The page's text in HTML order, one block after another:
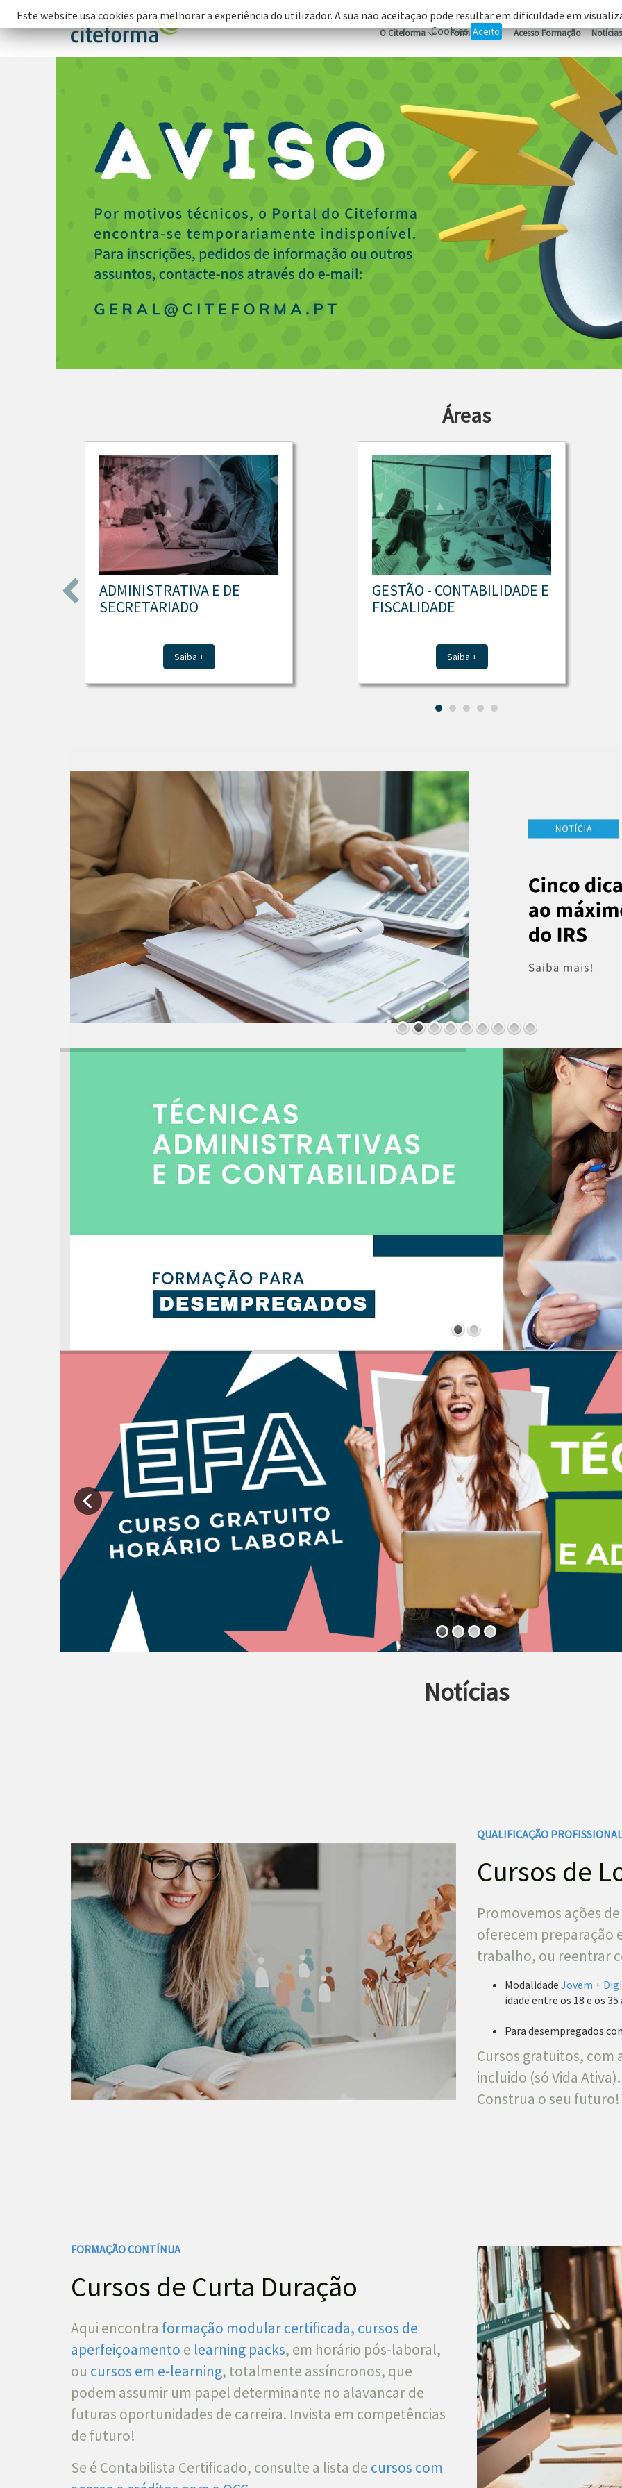
O Citeforma Formação Acesso Formação Notícias
Áreas
ADMINISTRATIVA E DE
SECRETARIADO
Saiba +
GESTÃO - CONTABILIDADE E
FISCALIDADE
Saiba +
Notícias
QUALIFICAÇÃO PROFISSIONAL
Cursos de
Promovemos ações
oferecem preparação
trabalho, ou reentrar
Modalidade Jovem +
idade entre os 18 e os 35
Para desempregados
Cursos gratuitos, com
incluido (só Vida Ativa).
Construa o seu futuro!
FORMAÇÃO CONTÍNUA
Cursos de Curta Duração
Aqui encontra formação modular certificada, cursos de
aperfeiçoamento e learning packs, em horário pós-laboral,
ou cursos em e-learning, totalmente assíncronos, que
podem assumir um papel determinante no alavancar de
futuras oportunidades de carreira. Invista em competências
de futuro!
Se é Contabilista Certificado, consulte a lista de cursos com
Este website usa cookies para melhorar a experiência do utilizador. A sua não aceitação pode resultar em dificuldade em
Cookies Aceito